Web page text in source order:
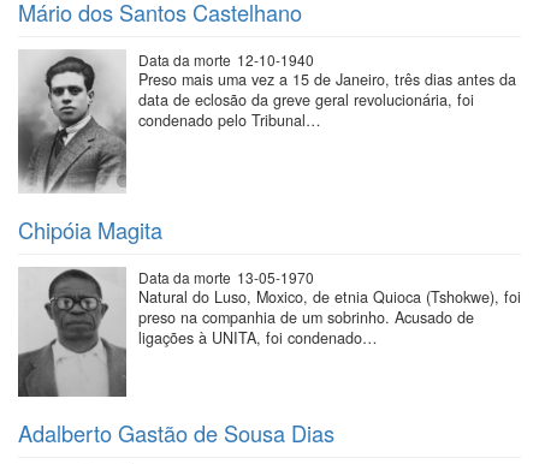
Mário dos Santos Castelhano
Data da morte 12-10-1940
Preso mais uma vez a 15 de Janeiro, três dias antes da
data de eclosão da greve geral revolucionária, foi
condenado pelo Tribunal…
Chipóia Magita
Data da morte 13-05-1970
Natural do Luso, Moxico, de etnia Quioca (Tshokwe), foi
preso na companhia de um sobrinho. Acusado de
ligações à UNITA, foi condenado…
Adalberto Gastão de Sousa Dias